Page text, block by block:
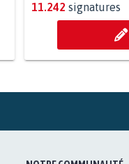
11.242 signatures